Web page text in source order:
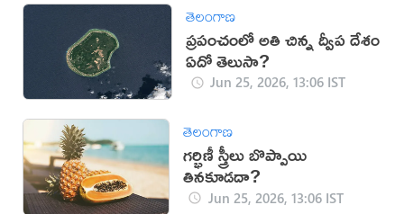
తెలంగాణ
ప్రపంచంలో అతి చిన్న ద్వీప దేశం
ఏదో తెలుసా?
Jun 25, 2026, 13:06 IST
తెలంగాణ
గర్భిణీ స్త్రీలు బొప్పాయి
తినకూడదా?
Jun 25, 2026, 13:06 IST